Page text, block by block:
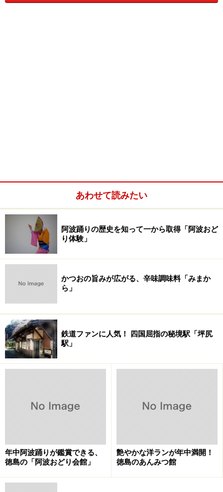
あわせて読みたい
阿波踊りの歴史を知って一から取得「阿波おど
り体験」
かつおの旨みが広がる、辛味調味料「みまか
ら」
鉄道ファンに人気！ 四国屈指の秘境駅「坪尻
駅」
年中阿波踊りが鑑賞できる、
徳島の「阿波おどり会館」
艶やかな洋ランが年中満開！
徳島のあんみつ館